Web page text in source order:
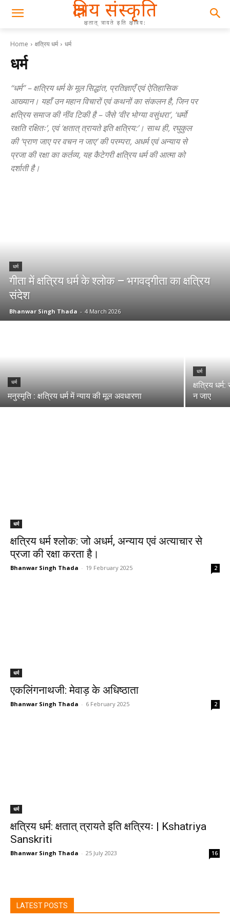
क्षत्रिय संस्कृति
क्षतात् त्रायते इति क्षत्रिय:
Home क्षत्रिय धर्म धर्म
धर्म
“धर्म” – क्षत्रिय धर्म के मूल सिद्धांत, प्रतिज्ञाएँ एवं ऐतिहासिक
आख्यान। यहाँ उन महान विचारों एवं कथनों का संकलन है, जिन पर
क्षत्रिय समाज की नींव टिकी है – जैसे ‘वीर भोग्या वसुंधरा’, ‘धर्मो
रक्षति रक्षितः’, एवं ‘क्षतात् त्रायते इति क्षत्रिय:’। साथ ही, रघुकुल
की ‘प्राण जाए पर वचन न जाए’ की परम्परा, अधर्म एवं अन्याय से
प्रजा की रक्षा का कर्तव्य, यह कैटेगरी क्षत्रिय धर्म की आत्मा को
दर्शाती है।
धर्म
गीता में क्षत्रिय धर्म के श्लोक – भगवद्गीता का क्षत्रिय
संदेश
Bhanwar Singh Thada - 4 March 2026
धर्म
मनुस्मृति : क्षत्रिय धर्म में न्याय की मूल अवधारणा
धर्म
क्षत्रिय
न जाए
धर्म
क्षत्रिय धर्म श्लोक: जो अधर्म, अन्याय एवं अत्याचार से
प्रजा की रक्षा करता है।
Bhanwar Singh Thada - 19 February 2025 2
धर्म
एकलिंगनाथजी: मेवाड़ के अधिष्ठाता
Bhanwar Singh Thada - 6 February 2025 2
धर्म
क्षत्रिय धर्म: क्षतात् त्रायते इति क्षत्रियः | Kshatriya
Sanskriti
Bhanwar Singh Thada - 25 July 2023 16
LATEST POSTS